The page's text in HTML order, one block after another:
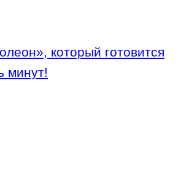
который готовится
минут!